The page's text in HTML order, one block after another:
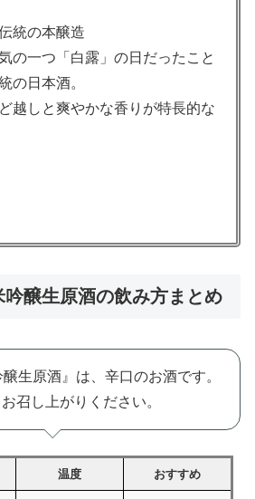
統の本醸造
の一つ「白露」の日だったこと
の日本酒。
越しと爽やかな香りが特長的な
醸生原酒の飲み方まとめ
醸生原酒』は、辛口のお酒です。
召し上がりください。
温度 おすすめ